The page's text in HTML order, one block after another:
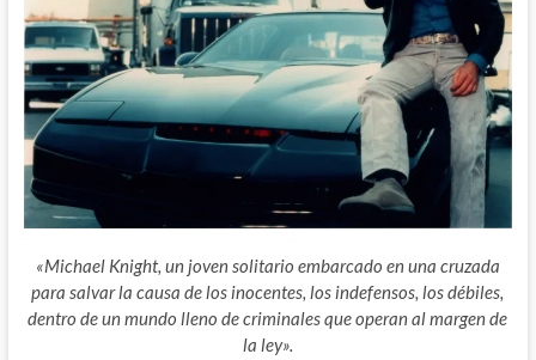
«Michael Knight, un joven solitario embarcado en una cruzada
para salvar la causa de los inocentes, los indefensos, los débiles,
dentro de un mundo lleno de criminales que operan al margen de
la ley».